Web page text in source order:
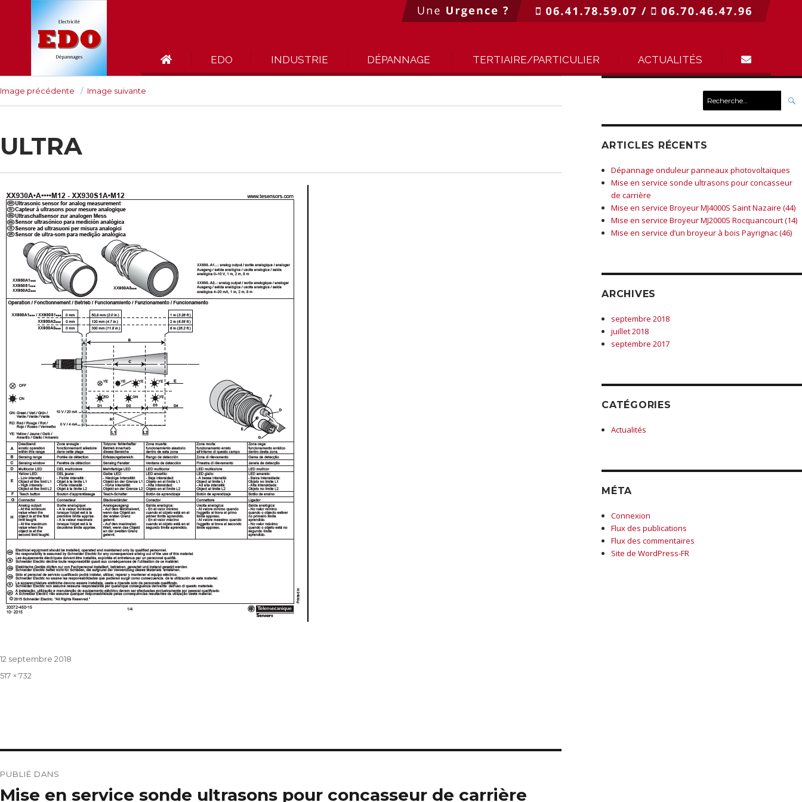
EDO INDUSTRIE DÉPANNAGE TERTIAIRE/PARTICULIER ACTUALITÉS
Image précédente Image suivante
ULTRA
Publié
12 septembre 2018
Taille
517 × 732
de
PUBLIÉ DANS
Mise en service sonde ultrasons pour concasseur de carrière
Recherche
pour :
ARTICLES RÉCENTS
Dépannage onduleur panneaux photovoltaïques
Mise en service sonde ultrasons pour concasseur
de carrière
Mise en service Broyeur MJ4000S Saint Nazaire (44)
Mise en service Broyeur MJ2000S Rocquancourt (14)
Mise en service d’un broyeur à bois Payrignac (46)
ARCHIVES
septembre 2018
juillet 2018
septembre 2017
CATÉGORIES
Actualités
MÉTA
Connexion
Flux des publications
Flux des commentaires
Site de WordPress-FR